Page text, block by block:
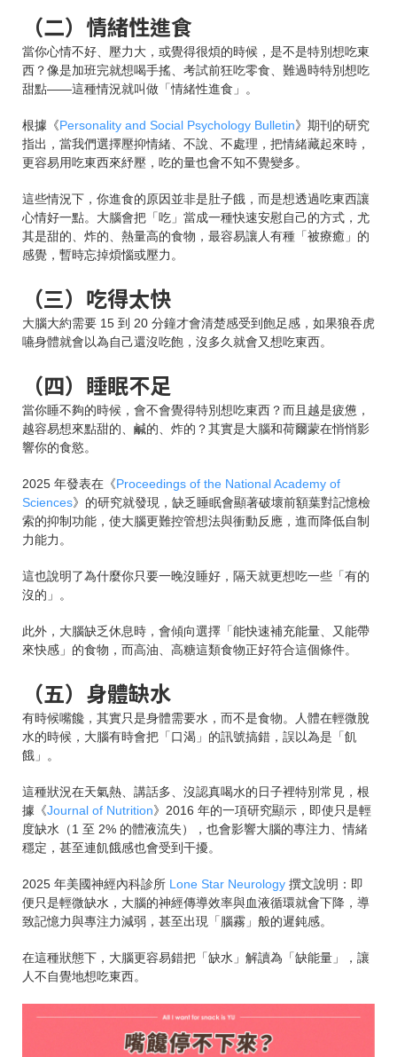
（二）情緒性進食
當你心情不好、壓力大，或覺得很煩的時候，是不是特別想吃東
西？像是加班完就想喝手搖、考試前狂吃零食、難過時特別想吃
甜點——這種情況就叫做「情緒性進食」。
根據《Personality and Social Psychology Bulletin》期刊的研究
指出，當我們選擇壓抑情緒、不說、不處理，把情緒藏起來時，
更容易用吃東西來紓壓，吃的量也會不知不覺變多。
這些情況下，你進食的原因並非是肚子餓，而是想透過吃東西讓
心情好一點。大腦會把「吃」當成一種快速安慰自己的方式，尤
其是甜的、炸的、熱量高的食物，最容易讓人有種「被療癒」的
感覺，暫時忘掉煩惱或壓力。
（三）吃得太快
大腦大約需要 15 到 20 分鐘才會清楚感受到飽足感，如果狼吞虎
嚥身體就會以為自己還沒吃飽，沒多久就會又想吃東西。
（四）睡眠不足
當你睡不夠的時候，會不會覺得特別想吃東西？而且越是疲憊，
越容易想來點甜的、鹹的、炸的？其實是大腦和荷爾蒙在悄悄影
響你的食慾。
2025 年發表在《Proceedings of the National Academy of
Sciences》的研究就發現，缺乏睡眠會顯著破壞前額葉對記憶檢
索的抑制功能，使大腦更難控管想法與衝動反應，進而降低自制
力能力。
這也說明了為什麼你只要一晚沒睡好，隔天就更想吃一些「有的
沒的」。
此外，大腦缺乏休息時，會傾向選擇「能快速補充能量、又能帶
來快感」的食物，而高油、高糖這類食物正好符合這個條件。
（五）身體缺水
有時候嘴饞，其實只是身體需要水，而不是食物。人體在輕微脫
水的時候，大腦有時會把「口渴」的訊號搞錯，誤以為是「飢
餓」。
這種狀況在天氣熱、講話多、沒認真喝水的日子裡特別常見，根
據《Journal of Nutrition》2016 年的一項研究顯示，即使只是輕
度缺水（1 至 2% 的體液流失），也會影響大腦的專注力、情緒
穩定，甚至連飢餓感也會受到干擾。
2025 年美國神經內科診所 Lone Star Neurology 撰文說明：即
便只是輕微缺水，大腦的神經傳導效率與血液循環就會下降，導
致記憶力與專注力減弱，甚至出現「腦霧」般的遲鈍感。
在這種狀態下，大腦更容易錯把「缺水」解讀為「缺能量」，讓
人不自覺地想吃東西。